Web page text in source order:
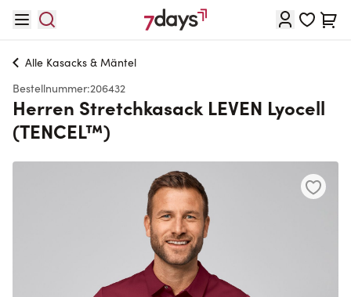
Alle Kasacks & Mäntel
Bestellnummer:206432
Herren Stretchkasack LEVEN Lyocell
(TENCEL™)